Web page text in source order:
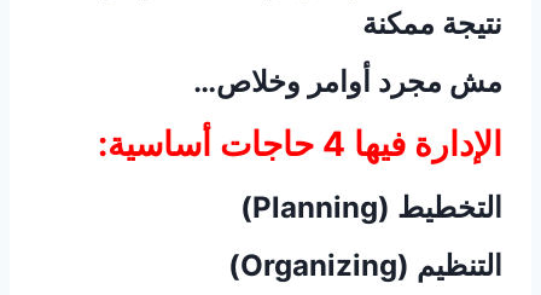
نتيجة ممكنة
مش مجرد أوامر وخلاص…
الإدارة فيها 4 حاجات أساسية:
التخطيط (Planning)
التنظيم (Organizing)